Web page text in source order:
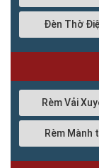
Đèn Thờ
Rèm Vải
Rèm Mành